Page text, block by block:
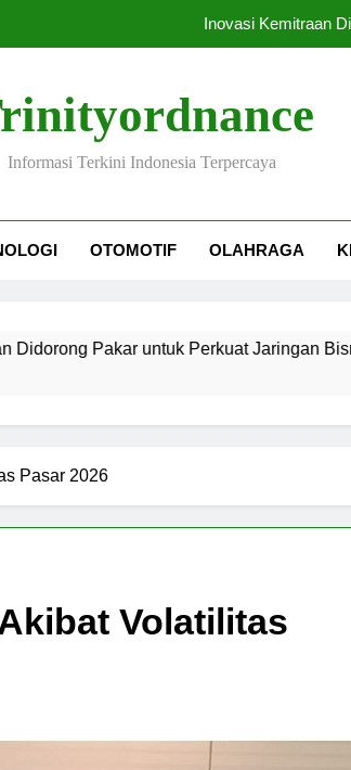
Inovasi Kemitraan
Ompreng
Informasi Terkini Indonesia Terpercaya
OTOMOTIF OLAHRAGA
Pakar untuk Perkuat Jaringan Bisnis
Pasar 2026
Volatilitas